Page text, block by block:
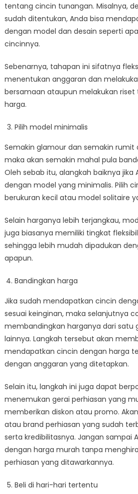
tentang cincin tunangan. Misalnya,
sudah ditentukan, Anda bisa
dengan model dan desain seperti
cincinnya.
Sebenarnya, tahapan ini sifatnya
menentukan anggaran dan
bersamaan ataupun melakukan riset
harga.
Pilih model minimalis
Semakin glamour dan semakin rumit
maka akan semakin mahal pula
Oleh sebab itu, alangkah baiknya jika
dengan model yang minimalis. Pilih
berukuran kecil atau model solitaire
Selain harganya lebih terjangkau,
juga biasanya memiliki tingkat
sehingga lebih mudah dipadukan
apapun.
Bandingkan harga
Jika sudah mendapatkan cincin
sesuai keinginan, maka selanjutnya
membandingkan harganya dari satu
lainnya. Langkah tersebut akan
mendapatkan cincin dengan harga
dengan anggaran yang ditetapkan.
Selain itu, langkah ini juga dapat
menemukan gerai perhiasan yang
memberikan diskon atau promo.
atau brand perhiasan yang sudah
serta kredibilitasnya. Jangan sampai
dengan harga murah tanpa
perhiasan yang ditawarkannya.
Beli di hari-hari tertentu